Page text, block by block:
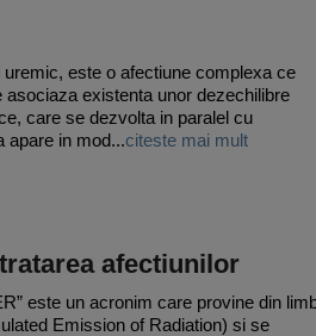
este o afectiune complexa ce
existenta unor dezechilibre
care se dezvolta in paralel cu
apare in mod...citeste mai mult
afectiunilor
este un acronim care provine din
Emission of Radiation) si se